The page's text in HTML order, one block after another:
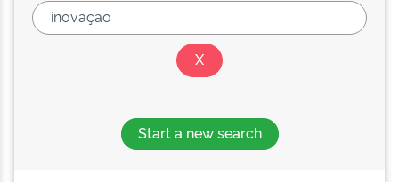
Start a new search